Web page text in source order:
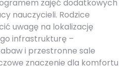
zajęć dodatkowych
nauczycieli. Rodzice
uwagę na lokalizację
infrastrukturę –
i przestronne sale
znaczenie dla komfortu